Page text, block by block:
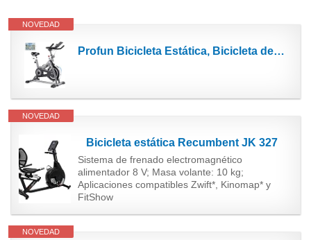
NOVEDAD
Profun Bicicleta Estática, Bicicleta de Spinning profesional en casa con volante 22 kg, APP...
NOVEDAD
Bicicleta estática Recumbent JK 327
Sistema de frenado electromagnético
alimentador 8 V; Masa volante: 10 kg;
Aplicaciones compatibles Zwift*, Kinomap* y
FitShow
NOVEDAD